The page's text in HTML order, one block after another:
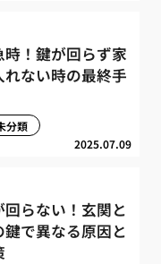
時！鍵が回らず家
れない時の最終手
2025.07.09
分類
回らない！玄関と
鍵で異なる原因と